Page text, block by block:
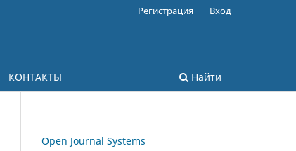
КОНТАКТЫ Найти
Регистрация Вход
Open Journal Systems